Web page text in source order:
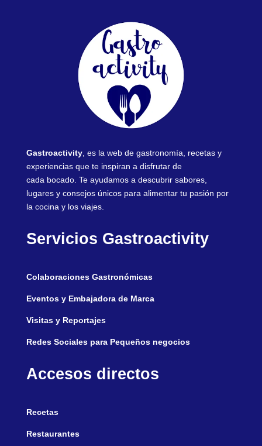
Gastroactivity, es la web de gastronomía, recetas y
experiencias que te inspiran a disfrutar de
cada bocado. Te ayudamos a descubrir sabores,
lugares y consejos únicos para alimentar tu pasión por
la cocina y los viajes.
Servicios Gastroactivity
Colaboraciones Gastronómicas
Eventos y Embajadora de Marca
Visitas y Reportajes
Redes Sociales para Pequeños negocios
Accesos directos
Recetas
Restaurantes